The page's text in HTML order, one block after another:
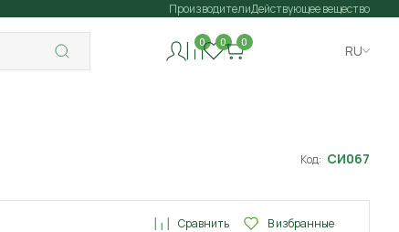
ПроизводителиДействующее вещество
0 0 0
RU
Код: СИ067
Сравнить В избранные